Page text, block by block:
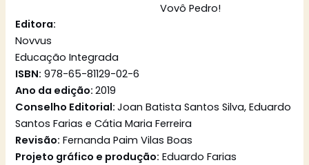
Vovô Pedro!
Editora:
Novvus
Educação Integrada
ISBN: 978-65-81129-02-6
Ano da edição:2019
Conselho Editorial:Joan Batista Santos Silva, Eduardo
Santos Farias e Cátia Maria Ferreira
Revisão: Fernanda Paim Vilas Boas
Projeto gráfico e produção: Eduardo Farias